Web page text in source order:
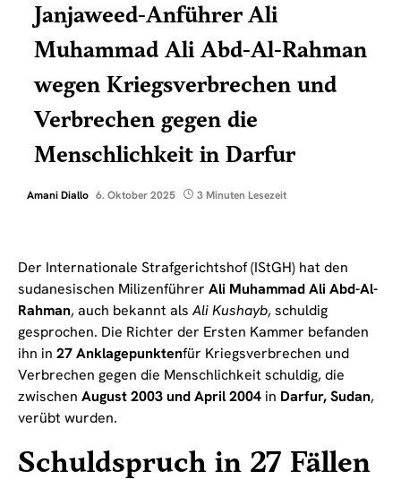
Janjaweed-Anführer Ali
Muhammad Ali Abd-Al-Rahman
wegen Kriegsverbrechen und
Verbrechen gegen die
Menschlichkeit in Darfur
Amani Diallo 6. Oktober 2025 3 Minuten Lesezeit
Der Internationale Strafgerichtshof (IStGH) hat den
sudanesischen Milizenführer Ali Muhammad Ali Abd-Al-
Rahman, auch bekannt als Ali Kushayb, schuldig
gesprochen. Die Richter der Ersten Kammer befanden
ihn in 27 Anklagepunktenfür Kriegsverbrechen und
Verbrechen gegen die Menschlichkeit schuldig, die
zwischen August 2003 und April 2004 in Darfur, Sudan,
verübt wurden.
Schuldspruch in 27 Fällen